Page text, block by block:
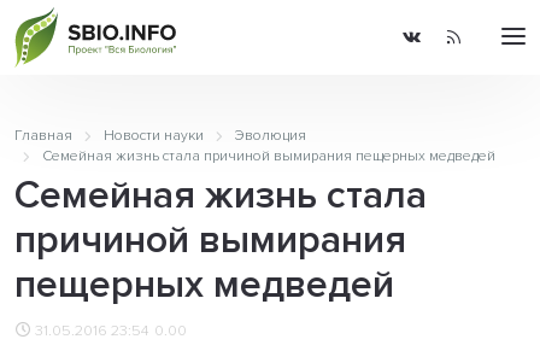
Главная Новости науки
Эволюция
Семейная жизнь стала причиной вымирания пещерных медведей
Семейная жизнь стала
причиной вымирания
пещерных медведей
31.05.2016 23:54 0.00